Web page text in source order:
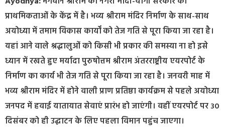
प्राथमिकताओं के केंद्र में है। भव्य श्रीराम मंदिर निर्माण के साथ-साथ
अयोध्या में तमाम विकास कार्यों को तेज गति से पूरा किया जा रहा है।
यहां आने वाले श्रद्धालुओं को किसी भी प्रकार की समस्या ना हो इसे
ध्यान में रखते हुए मर्यादा पुरुषोत्तम श्रीराम अंतरराष्ट्रीय एयरपोर्ट के
निर्माण का कार्य भी तेज गति से पूरा किया जा रहा है। जनवरी माह में
भव्य श्रीराम मंदिर में होने वाली प्राण प्रतिष्ठा कार्यक्रम से पहले अयोध्या
जनपद में हवाई यातायात सेवाएं प्रारंभ हो जाएंगी। वहीं एयरपोर्ट पर 30
दिसंबर को ही उद्घाटन के लिए पहला विमान पहुंच जाएगा।